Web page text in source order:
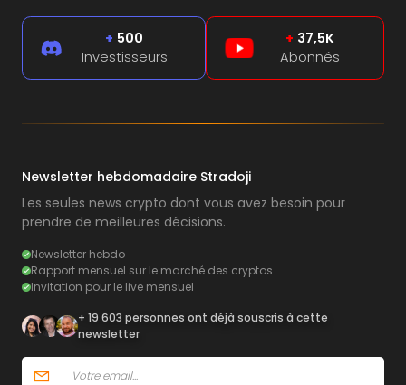
+ 500
Investisseurs
+ 37,5K
Abonnés
Newsletter hebdomadaire Stradoji
Les seules news crypto dont vous avez besoin pour
prendre de meilleures décisions.
Newsletter hebdo
Rapport mensuel sur le marché des cryptos
Invitation pour le live mensuel
+ 19 603 personnes ont déjà souscris à cette
newsletter